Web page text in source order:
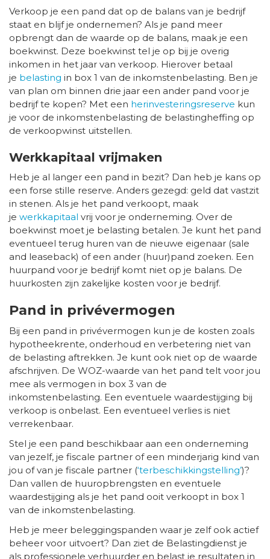
Verkoop je een pand dat op de balans van je bedrijf
staat en blijf je ondernemen? Als je pand meer
opbrengt dan de waarde op de balans, maak je een
boekwinst. Deze boekwinst tel je op bij je overig
inkomen in het jaar van verkoop. Hierover betaal
je belasting in box 1 van de inkomstenbelasting. Ben je
van plan om binnen drie jaar een ander pand voor je
bedrijf te kopen? Met een herinvesteringsreserve kun
je voor de inkomstenbelasting de belastingheffing op
de verkoopwinst uitstellen.
Werkkapitaal vrijmaken
Heb je al langer een pand in bezit? Dan heb je kans op
een forse stille reserve. Anders gezegd: geld dat vastzit
in stenen. Als je het pand verkoopt, maak
je werkkapitaal vrij voor je onderneming. Over de
boekwinst moet je belasting betalen. Je kunt het pand
eventueel terug huren van de nieuwe eigenaar (sale
and leaseback) of een ander (huur)pand zoeken. Een
huurpand voor je bedrijf komt niet op je balans. De
huurkosten zijn zakelijke kosten voor je bedrijf.
Pand in privévermogen
Bij een pand in privévermogen kun je de kosten zoals
hypotheekrente, onderhoud en verbetering niet van
de belasting aftrekken. Je kunt ook niet op de waarde
afschrijven. De WOZ-waarde van het pand telt voor jou
mee als vermogen in box 3 van de
inkomstenbelasting. Een eventuele waardestijging bij
verkoop is onbelast. Een eventueel verlies is niet
verrekenbaar.
Stel je een pand beschikbaar aan een onderneming
van jezelf, je fiscale partner of een minderjarig kind van
jou of van je fiscale partner (‘terbeschikkingstelling’)?
Dan vallen de huuropbrengsten en eventuele
waardestijging als je het pand ooit verkoopt in box 1
van de inkomstenbelasting.
Heb je meer beleggingspanden waar je zelf ook actief
beheer voor uitvoert? Dan ziet de Belastingdienst je
als professionele verhuurder en belast je resultaten in